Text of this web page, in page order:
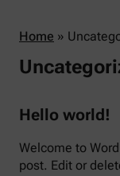
Home »
Hello world!
Welcome to
post. Edit or